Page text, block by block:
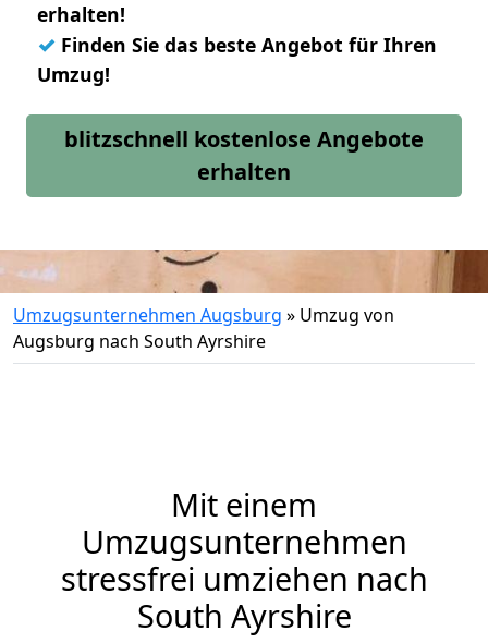
erhalten!
✓ Finden Sie das beste Angebot für Ihren
Umzug!
blitzschnell kostenlose Angebote
erhalten
Umzugsunternehmen Augsburg » Umzug von
Augsburg nach South Ayrshire
Mit einem
Umzugsunternehmen
stressfrei umziehen nach
South Ayrshire